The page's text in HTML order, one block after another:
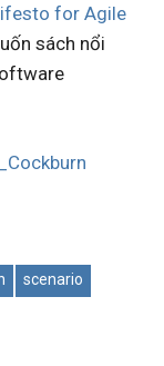
for Agile
sách nổi
scenario